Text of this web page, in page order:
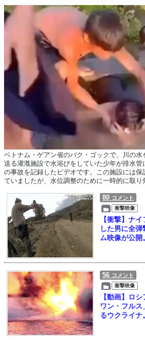
ベトナム・ゲアン省のバク・ゴックで、川の水
送る灌漑施設で水浴びをしていた少年が排水管
の事故を記録したビデオです。この施設には
ていましたが、水位調整のために一時的に取り
80 コメント
衝撃映像
【衝撃】ナ
した男に全
ム映像が公開。
56 コメント
衝撃映像
【動画】ロ
ワン・フルス
るウクライナ。